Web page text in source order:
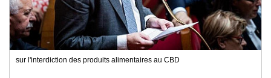
sur l'interdiction des produits alimentaires au CBD